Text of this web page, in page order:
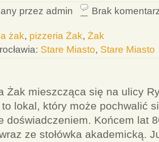
przez admin
Brak
żak, pizzeria Żak, Żak
Stare Miasto, Stare Miasto
Żak mieszcząca się na ulicy
to lokal, który może pochwalić
doświadczeniem. Końcem lat
ze stołówka akademicką.